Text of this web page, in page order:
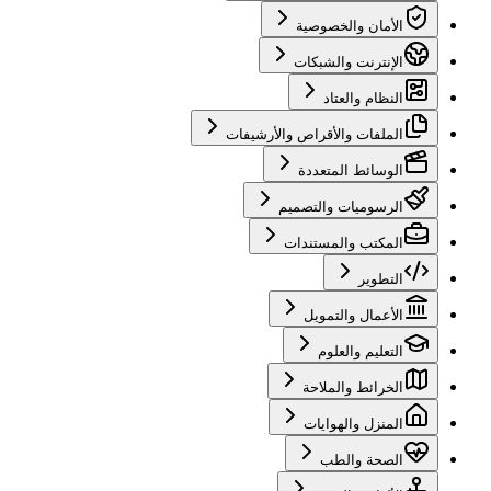
الأمان والخصوصية
الإنترنت والشبكات
النظام والعتاد
الملفات والأقراص والأرشيفات
الوسائط المتعددة
الرسوميات والتصميم
المكتب والمستندات
التطوير
الأعمال والتمويل
التعليم والعلوم
الخرائط والملاحة
المنزل والهوايات
الصحة والطب